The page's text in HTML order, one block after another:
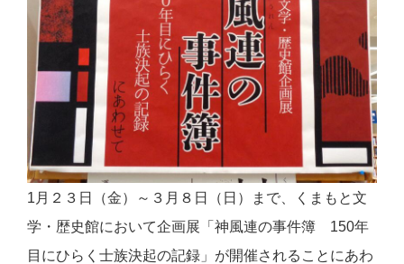
1月２３日（金）～３月８日（日）まで、くまもと文
学・歴史館において企画展「神風連の事件簿 150年
目にひらく士族決起の記録」が開催されることにあわ